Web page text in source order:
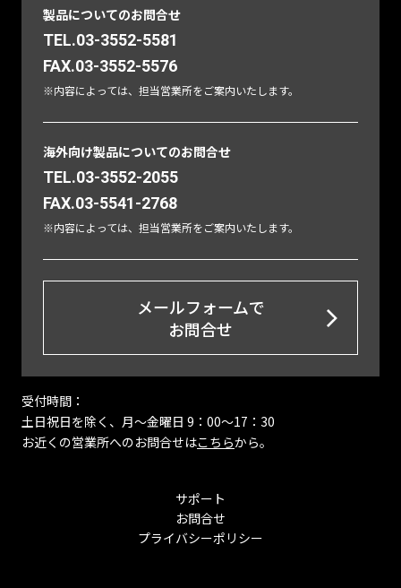
製品についてのお問合せ
TEL.03-3552-5581
FAX.03-3552-5576
※内容によっては、担当営業所をご案内いたします。
海外向け製品についてのお問合せ
TEL.03-3552-2055
FAX.03-5541-2768
※内容によっては、担当営業所をご案内いたします。
メールフォームで
お問合せ
受付時間：
土日祝日を除く、月〜金曜日 9：00～17：30
お近くの営業所へのお問合せはこちらから。
サポート
お問合せ
プライバシーポリシー